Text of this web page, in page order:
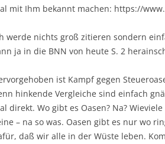
mit Ihm bekannt machen: https://
werde nichts groß zitieren sondern
ja in die BNN von heute S. 2
ist Kampf gegen
hinkende Vergleiche sind einfach
direkt. Wo gibt es Oasen? Na?
– na so was. Oasen gibt es nur wo
daß wir alle in der Wüste leben.